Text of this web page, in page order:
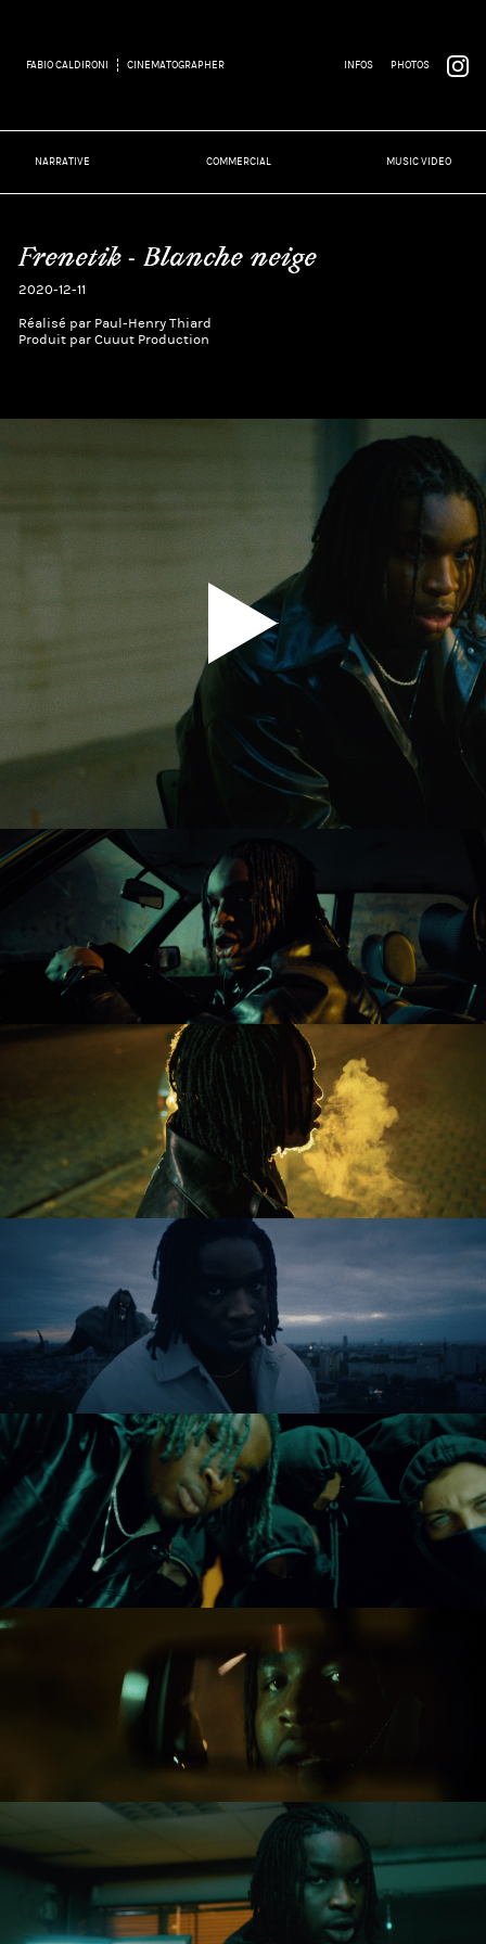
FABIO CALDIRONI CINEMATOGRAPHER INFOS PHOTOS
NARRATIVE COMMERCIAL MUSIC VIDEO
Frenetik - Blanche neige
2020-12-11
Réalisé par Paul-Henry Thiard
Produit par Cuuut Production